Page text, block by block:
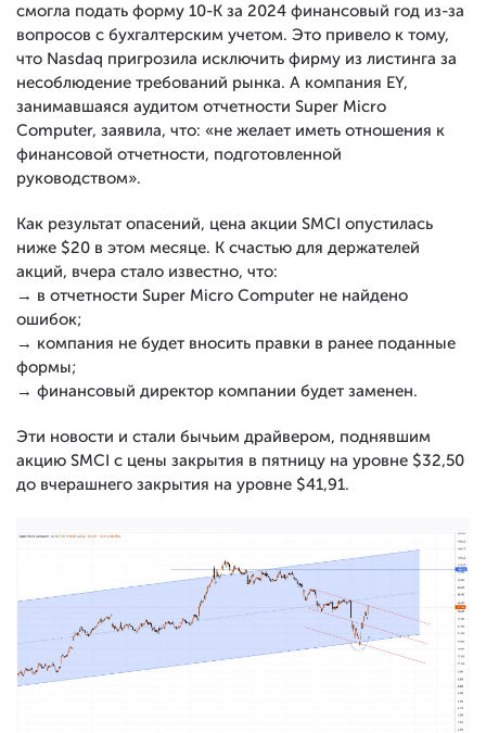
смогла подать форму 10-K за 2024 финансовый год из-за
вопросов с бухгалтерским учетом. Это привело к тому,
что Nasdaq пригрозила исключить фирму из листинга за
несоблюдение требований рынка. А компания EY,
занимавшаяся аудитом отчетности Super Micro
Computer, заявила, что: «не желает иметь отношения к
финансовой отчетности, подготовленной
руководством».
Как результат опасений, цена акции SMCI опустилась
ниже $20 в этом месяце. К счастью для держателей
акций, вчера стало известно, что:
→ в отчетности Super Micro Computer не найдено
ошибок;
→ компания не будет вносить правки в ранее поданные
формы;
→ финансовый директор компании будет заменен.
Эти новости и стали бычьим драйвером, поднявшим
акцию SMCI с цены закрытия в пятницу на уровне $32,50
до вчерашнего закрытия на уровне $41,91.